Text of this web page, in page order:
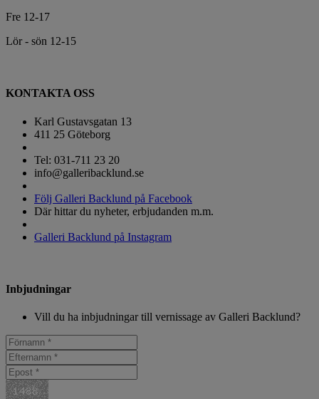
Fre 12-17
Lör - sön 12-15
KONTAKTA OSS
Karl Gustavsgatan 13
411 25 Göteborg
Tel: 031-711 23 20
info@galleribacklund.se
Följ Galleri Backlund på Facebook
Där hittar du nyheter, erbjudanden m.m.
Galleri Backlund på Instagram
Inbjudningar
Vill du ha inbjudningar till vernissage av Galleri Backlund?